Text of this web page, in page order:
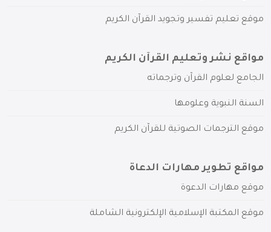
موقع تعليم تفسير وتجويد القرآن الكريم
مواقع نشر وتعليم القرآن الكريم
الجامع لعلوم القرآن وترجماته
السنة النبوية وعلومها
موقع الترجمات الصوتية للقرآن الكريم
مواقع تطوير مهارات الدعاة
موقع مهارات الدعوة
موقع المكتبة الإسلامية الإلكترونية الشاملة